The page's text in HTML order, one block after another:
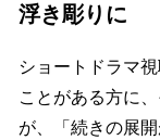
浮き彫りに
ショートドラマ
ことがある方に
が、「続きの展